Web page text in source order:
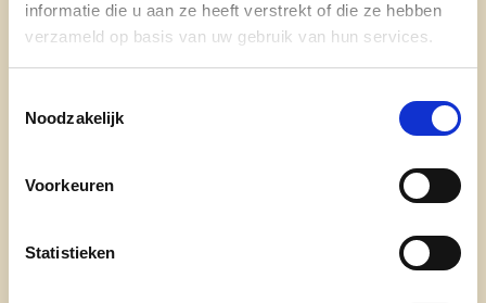
informatie die u aan ze heeft verstrekt of die ze hebben
verzameld op basis van uw gebruik van hun services.
Noodzakelijk
Voorkeuren
Statistieken
Nieuwsbrief
Blijf op de hoogte van de werking van cd&v Kortrijk.
Schrijf je in en ontvang onze maandelijkse nieuwsbrief
updates over onze activiteiten en weetjes vanuit de
E-mailadres